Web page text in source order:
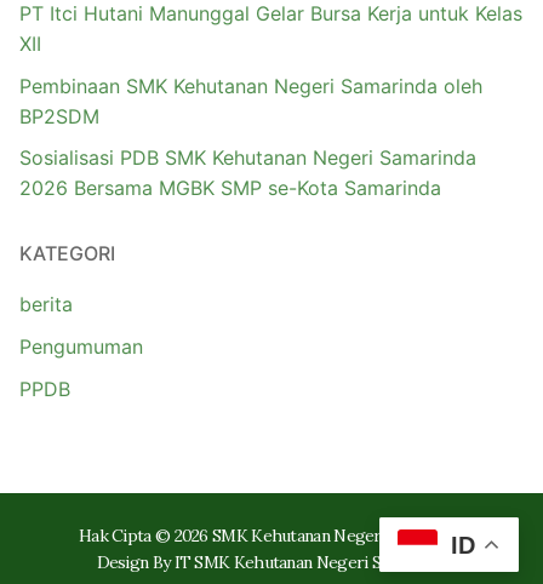
PT Itci Hutani Manunggal Gelar Bursa Kerja untuk Kelas
XII
Pembinaan SMK Kehutanan Negeri Samarinda oleh
BP2SDM
Sosialisasi PDB SMK Kehutanan Negeri Samarinda
2026 Bersama MGBK SMP se-Kota Samarinda
KATEGORI
berita
Pengumuman
PPDB
Hak Cipta © 2026 SMK Kehutanan Negeri Samarinda
Design By IT SMK Kehutanan Negeri Samarinda
ID